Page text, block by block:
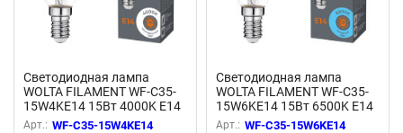
Светодиодная лампа
WOLTA FILAMENT WF-C35-
15W4KE14 15Вт 4000K Е14
Арт.: WF-C35-15W4KE14
Светодиодная лампа
WOLTA FILAMENT WF-C35-
15W6KE14 15Вт 6500K Е14
Арт.: WF-C35-15W6KE14